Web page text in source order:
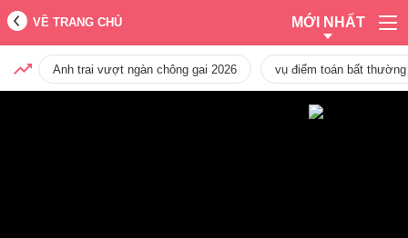
VỀ TRANG CHỦ MỚI NHẤT
Anh trai vượt ngàn chông gai 2026 vụ điểm toán bất